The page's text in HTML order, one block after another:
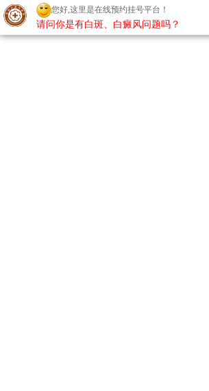
您好,这里是在线预约挂号平台！
请问你是有白斑、白癜风问题吗？